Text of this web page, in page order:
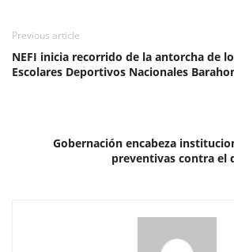
Previous article
NEFI inicia recorrido de la antorcha de
Escolares Deportivos Nacionales
Gobernación encabeza
preventivas contra el